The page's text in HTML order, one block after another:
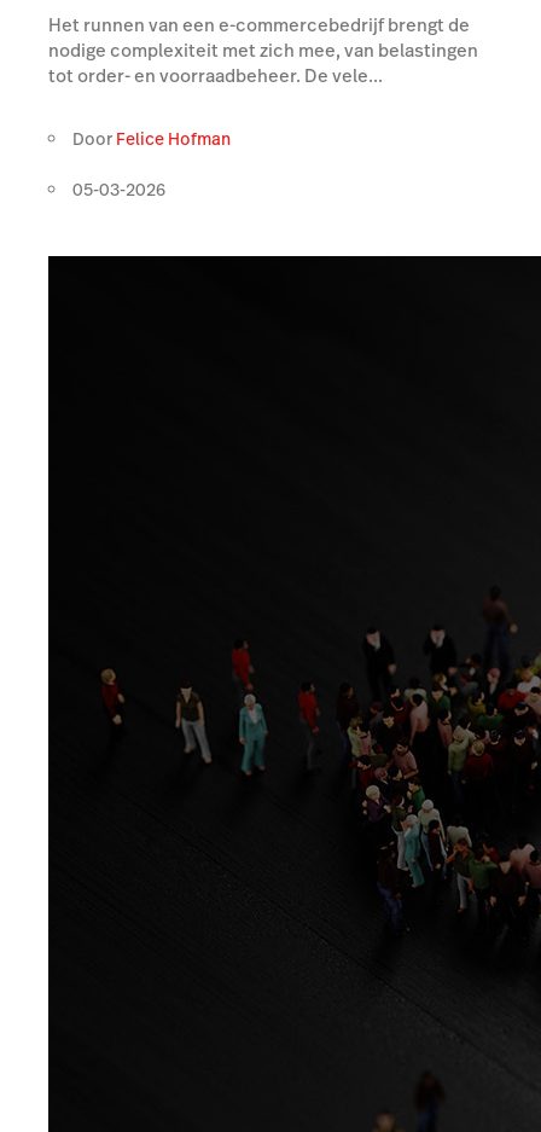
Het runnen van een e-commercebedrijf brengt de
nodige complexiteit met zich mee, van belastingen
tot order- en voorraadbeheer. De vele...
Door Felice Hofman
05-03-2026